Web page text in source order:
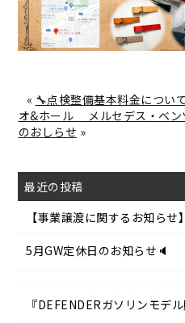
« 🔧点検整備基本料金につい
オ&ホール メルセデス・ベン
のおしらせ »
最近の投稿
【事業譲渡に関するお知らせ】
5月GW定休日のお知らせ🔈
『DEFENDERガソリンモデ